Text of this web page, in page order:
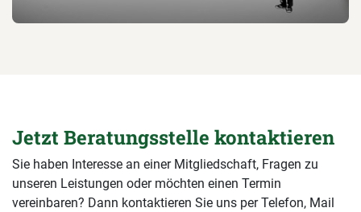
Jetzt Beratungsstelle kontaktieren
Sie haben Interesse an einer Mitgliedschaft, Fragen zu
unseren Leistungen oder möchten einen Termin
vereinbaren? Dann kontaktieren Sie uns per Telefon, Mail